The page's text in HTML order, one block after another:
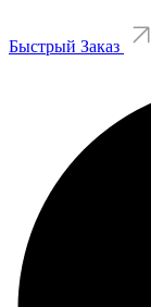
Быстрый Заказ